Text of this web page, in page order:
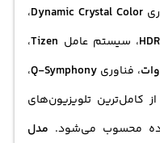
Dynamic Crystal Color،
HDR، سیستم عامل Tizen،
، فناوری Q-Symphony،
کامل‌ترین تلویزیون‌های
محسوب می‌شود. مدل